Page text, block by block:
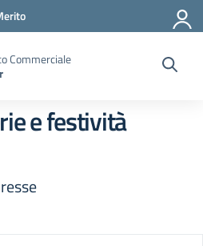
Commerciale
e festività